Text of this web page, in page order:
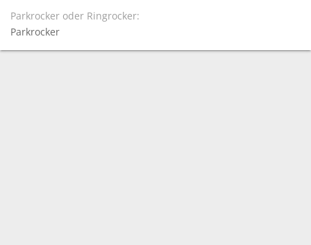
Parkrocker oder Ringrocker
Parkrocker